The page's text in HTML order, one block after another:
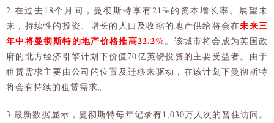
2.在过去18个月间，曼彻斯特享有21%的资本增长率。展望未
来，持续性的投资、增长的人口及收缩的地产供给将会在未来三
年中将曼彻斯特的地产价格推高22.2%。该城市将会成为英国政
府的北方经济引擎计划下价值70亿英镑投资的主要受益者。由于
租赁需求主要由公司的位置及迁移来驱动，在该计划下曼彻斯特
将会有持续的租赁需求。
3.最新数据显示，曼彻斯特每年记录有1,030万人次的暂住访问。